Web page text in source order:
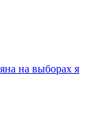
на выборах я